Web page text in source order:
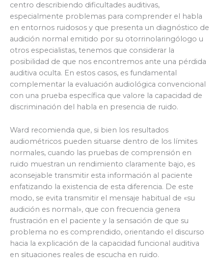
centro describiendo dificultades auditivas,
especialmente problemas para comprender el habla
en entornos ruidosos y que presenta un diagnóstico de
audición normal emitido por su otorrinolaringólogo u
otros especialistas, tenemos que considerar la
posibilidad de que nos encontremos ante una pérdida
auditiva oculta. En estos casos, es fundamental
complementar la evaluación audiológica convencional
con una prueba específica que valore la capacidad de
discriminación del habla en presencia de ruido.
Ward recomienda que, si bien los resultados
audiométricos pueden situarse dentro de los límites
normales, cuando las pruebas de comprensión en
ruido muestran un rendimiento claramente bajo, es
aconsejable transmitir esta información al paciente
enfatizando la existencia de esta diferencia. De este
modo, se evita transmitir el mensaje habitual de «su
audición es normal», que con frecuencia genera
frustración en el paciente y la sensación de que su
problema no es comprendido, orientando el discurso
hacia la explicación de la capacidad funcional auditiva
en situaciones reales de escucha en ruido.